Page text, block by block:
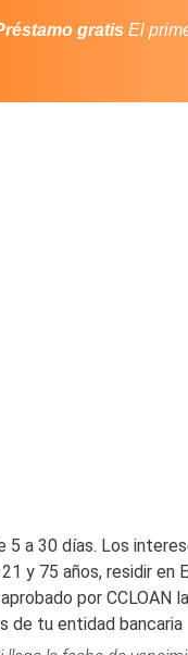
gratis El
5 a 30 días. Los
y 75 años, residir en
por CCLOAN
de tu entidad bancaria